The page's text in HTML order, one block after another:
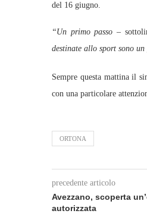
del 16 giugno.
“Un primo passo –
destinate allo sport sono
Sempre questa mattina il
con una particolare
ORTONA
precedente articolo
Avezzano, scoperta
autorizzata